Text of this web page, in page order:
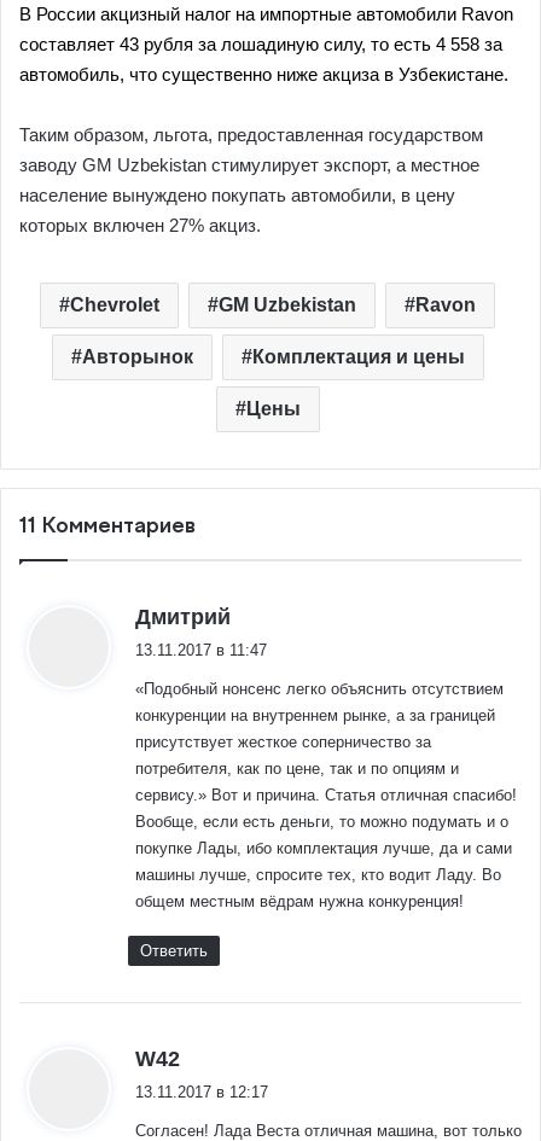
В России акцизный налог на импортные автомобили Ravon
составляет 43 рубля за лошадиную силу, то есть 4 558 за
автомобиль, что существенно ниже акциза в Узбекистане.
Таким образом, льгота, предоставленная государством
заводу GM Uzbekistan стимулирует экспорт, а местное
население вынуждено покупать автомобили, в цену
которых включен 27% акциз.
Chevrolet GM Uzbekistan Ravon
Авторынок Комплектация и цены
Цены
11 Комментариев
Дмитрий
13.11.2017 в 11:47
«Подобный нонсенс легко объяснить отсутствием
конкуренции на внутреннем рынке, а за границей
присутствует жесткое соперничество за
потребителя, как по цене, так и по опциям и
сервису.» Вот и причина. Статья отличная спасибо!
Вообще, если есть деньги, то можно подумать и о
покупке Лады, ибо комплектация лучше, да и сами
машины лучше, спросите тех, кто водит Ладу. Во
общем местным вёдрам нужна конкуренция!
Ответить
W42
13.11.2017 в 12:17
Согласен! Лада Веста отличная машина, вот только